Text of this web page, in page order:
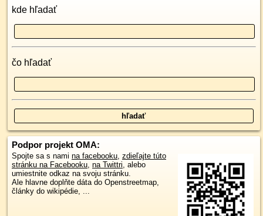
kde hľadať
čo hľadať
Podpor projekt OMA:
Spojte sa s nami na facebooku, zdieľajte túto
stránku na Facebooku, na Twittri, alebo
umiestnite odkaz na svoju stránku.
Ale hlavne doplňte dáta do Openstreetmap,
články do wikipédie, ...